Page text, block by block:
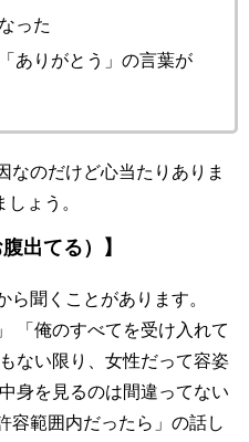
った
ありがとう」の言葉が
なのだけど心当たりありま
しょう。
出てる）】
ら聞くことがあります。
「俺のすべてを受け入れて
ない限り、女性だって容姿
身を見るのは間違ってない
容範囲内だったら」の話し